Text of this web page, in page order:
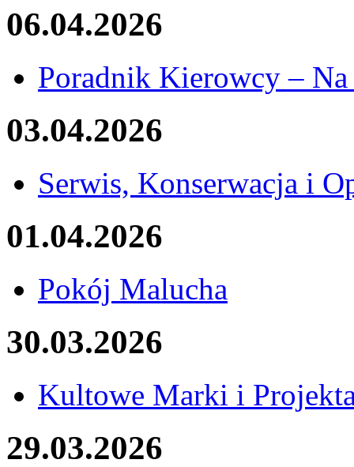
06.04.2026
Poradnik Kierowcy –
03.04.2026
Serwis, Konserwacja i
01.04.2026
Pokój Malucha
30.03.2026
Kultowe Marki i
29.03.2026